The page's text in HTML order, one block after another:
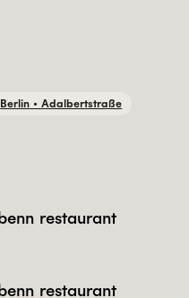
Berlin • Adalbertstraße